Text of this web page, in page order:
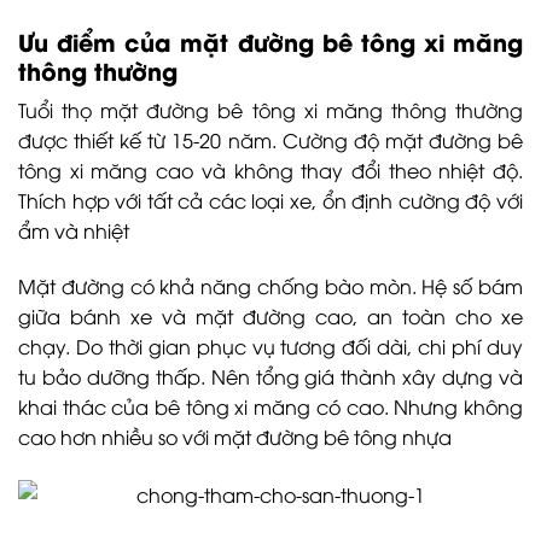
Ưu điểm của mặt đường bê tông xi măng
thông thường
Tuổi thọ mặt đường bê tông xi măng thông thường
được thiết kế từ 15-20 năm. Cường độ mặt đường bê
tông xi măng cao và không thay đổi theo nhiệt độ.
Thích hợp với tất cả các loại xe, ổn định cường độ với
ẩm và nhiệt
Mặt đường có khả năng chống bào mòn. Hệ số bám
giữa bánh xe và mặt đường cao, an toàn cho xe
chạy. Do thời gian phục vụ tương đối dài, chi phí duy
tu bảo dưỡng thấp. Nên tổng giá thành xây dựng và
khai thác của bê tông xi măng có cao. Nhưng không
cao hơn nhiều so với mặt đường bê tông nhựa